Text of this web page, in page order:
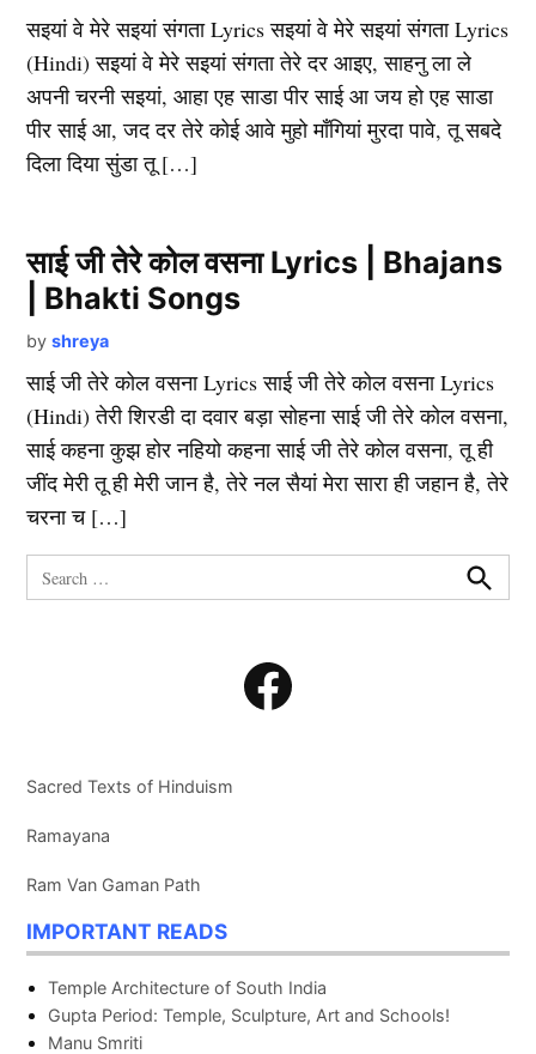
सइयां वे मेरे सइयां संगता Lyrics सइयां वे मेरे सइयां संगता Lyrics
(Hindi) सइयां वे मेरे सइयां संगता तेरे दर आइए, साहनु ला ले
अपनी चरनी सइयां, आहा एह साडा पीर साई आ जय हो एह साडा
पीर साई आ, जद दर तेरे कोई आवे मुहो माँगियां मुरदा पावे, तू सबदे
दिला दिया सुंडा तू […]
साई जी तेरे कोल वसना Lyrics | Bhajans
| Bhakti Songs
by shreya
साई जी तेरे कोल वसना Lyrics साई जी तेरे कोल वसना Lyrics
(Hindi) तेरी शिरडी दा दवार बड़ा सोहना साई जी तेरे कोल वसना,
साई कहना कुझ होर नहियो कहना साई जी तेरे कोल वसना, तू ही
जींद मेरी तू ही मेरी जान है, तेरे नल सैयां मेरा सारा ही जहान है, तेरे
चरना च […]
for:
Search
Facebook
Sacred Texts of Hinduism
Ramayana
Ram Van Gaman Path
IMPORTANT READS
Temple Architecture of South India
Gupta Period: Temple, Sculpture, Art and Schools!
Manu Smriti